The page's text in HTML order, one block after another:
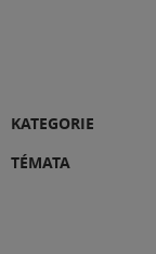
KATEGORIE
TÉMATA